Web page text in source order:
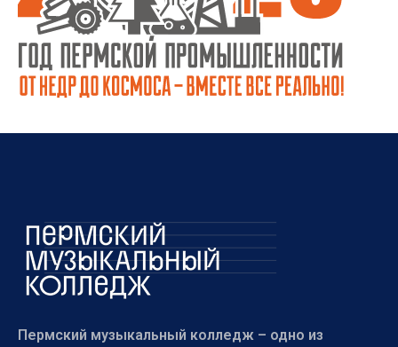
Пермский музыкальный колледж – одно из